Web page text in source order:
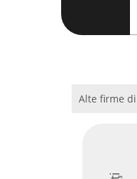
Alte firme